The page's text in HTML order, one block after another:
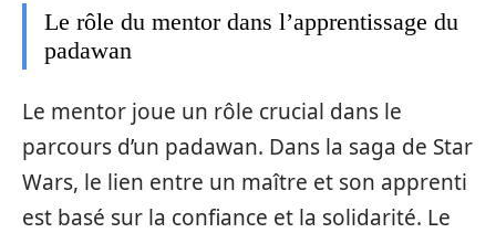
Le rôle du mentor dans l’apprentissage du
padawan
Le mentor joue un rôle crucial dans le
parcours d’un padawan. Dans la saga de Star
Wars, le lien entre un maître et son apprenti
est basé sur la confiance et la solidarité. Le